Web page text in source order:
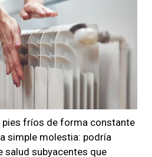
pies fríos de forma constante
simple molestia: podría
salud subyacentes que